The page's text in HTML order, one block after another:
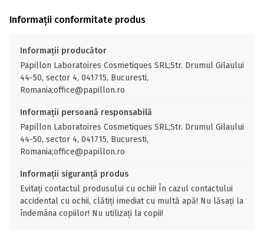
Informații conformitate produs
Informații producător
Papillon Laboratoires Cosmetiques SRL;Str. Drumul Gilaului
44-50, sector 4, 041715, Bucuresti,
Romania;office@papillon.ro
Informații persoană responsabilă
Papillon Laboratoires Cosmetiques SRL;Str. Drumul Gilaului
44-50, sector 4, 041715, Bucuresti,
Romania;office@papillon.ro
Informații siguranță produs
Evitați contactul produsului cu ochii! În cazul contactului
accidental cu ochii, clătiți imediat cu multă apă! Nu lăsați la
îndemâna copiilor! Nu utilizați la copii!